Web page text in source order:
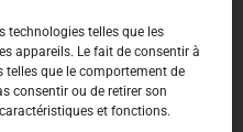
technologies telles que les
appareils. Le fait de consentir à
telles que le comportement de
consentir ou de retirer son
et fonctions.